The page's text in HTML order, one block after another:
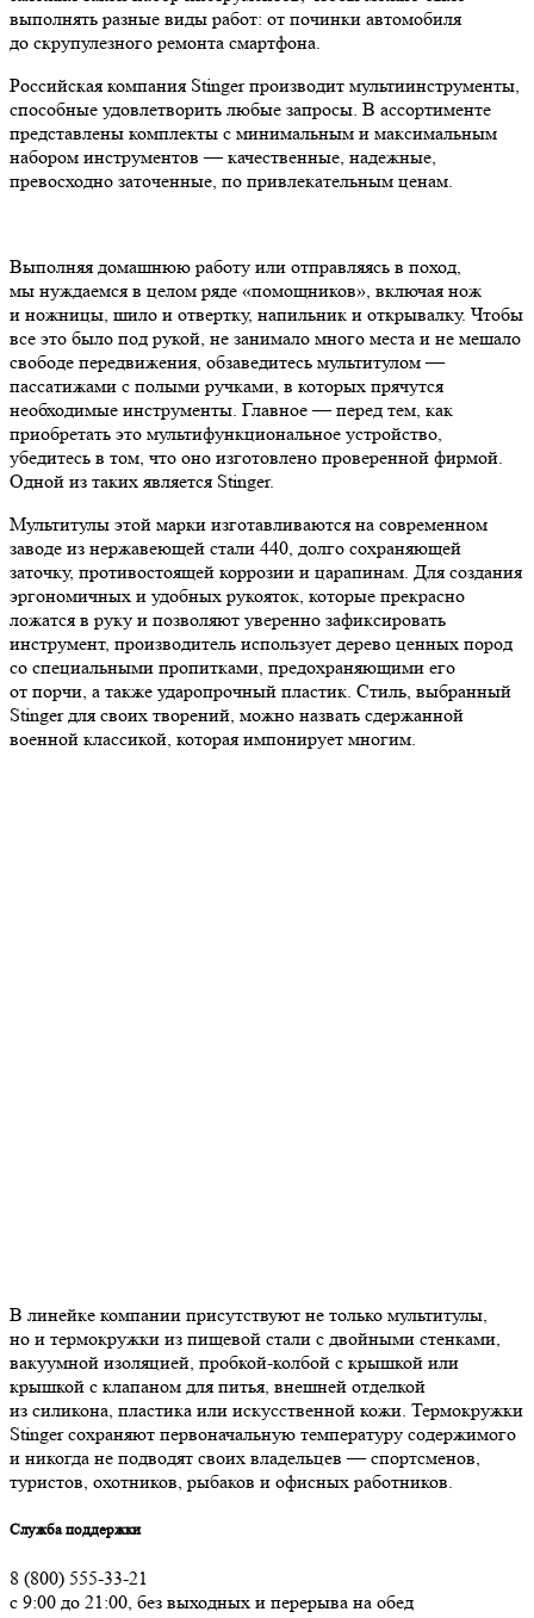
выполнять разные виды работ: от починки автомобиля
до скрупулезного ремонта смартфона.
Российская компания Stinger производит мультиинструменты,
способные удовлетворить любые запросы. В ассортименте
представлены комплекты с минимальным и максимальным
набором инструментов — качественные, надежные,
превосходно заточенные, по привлекательным ценам.
Выполняя домашнюю работу или отправляясь в поход,
мы нуждаемся в целом ряде «помощников», включая нож
и ножницы, шило и отвертку, напильник и открывалку. Чтобы
все это было под рукой, не занимало много места и не мешало
свободе передвижения, обзаведитесь мультитулом —
пассатижами с полыми ручками, в которых прячутся
необходимые инструменты. Главное — перед тем, как
приобретать это мультифункциональное устройство,
убедитесь в том, что оно изготовлено проверенной фирмой.
Одной из таких является Stinger.
Мультитулы этой марки изготавливаются на современном
заводе из нержавеющей стали 440, долго сохраняющей
заточку, противостоящей коррозии и царапинам. Для создания
эргономичных и удобных рукояток, которые прекрасно
ложатся в руку и позволяют уверенно зафиксировать
инструмент, производитель использует дерево ценных пород
со специальными пропитками, предохраняющими его
от порчи, а также ударопрочный пластик. Стиль, выбранный
Stinger для своих творений, можно назвать сдержанной
военной классикой, которая импонирует многим.
В линейке компании присутствуют не только мультитулы,
но и термокружки из пищевой стали с двойными стенками,
вакуумной изоляцией, пробкой-колбой с крышкой или
крышкой с клапаном для питья, внешней отделкой
из силикона, пластика или искусственной кожи. Термокружки
Stinger сохраняют первоначальную температуру содержимого
и никогда не подводят своих владельцев — спортсменов,
туристов, охотников, рыбаков и офисных работников.
Служба поддержки
8 (800) 555-33-21
с 9:00 до 21:00, без выходных и перерыва на обед